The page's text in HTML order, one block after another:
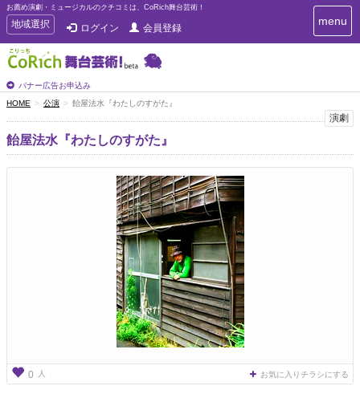
お薦め演劇・ミュージカルのクチコミは、CoRich舞台芸術！
T
o
g
g
e
n
a
v
i
地域選択 ログイン 会員登録
バナー広告お申込み
T
o
i
menu
HOME 公演 飴屋法水『わたしのすがた』
演劇
飴屋法水『わたしのすがた』
0 人 お気に入りチラシにする